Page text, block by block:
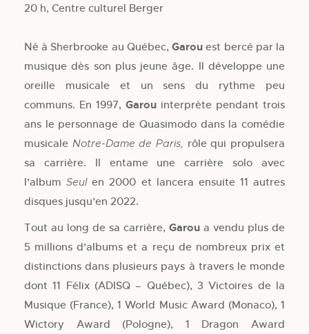
20 h, Centre culturel Berger
Né à Sherbrooke au Québec, Garou est bercé par la
musique dès son plus jeune âge. Il développe une
oreille musicale et un sens du rythme peu
communs. En 1997, Garou interprète pendant trois
ans le personnage de Quasimodo dans la comédie
musicale Notre-Dame de Paris
rôle qui propulsera
sa carrière. Il entame une carrière solo avec
l’albumSeul en 2000 et lancera ensuite 11 autres
disques jusqu’en 2022.
Tout au long de sa carrière, Garou a vendu plus de
5 millions d’albums et a reçu de nombreux prix et
distinctions dans plusieurs pays à travers le monde
dont 11 Félix (ADISQ – Québec), 3 Victoires de la
Musique (France), 1 World Music Award (Monaco), 1
Wictory Award (Pologne), 1 Dragon Award